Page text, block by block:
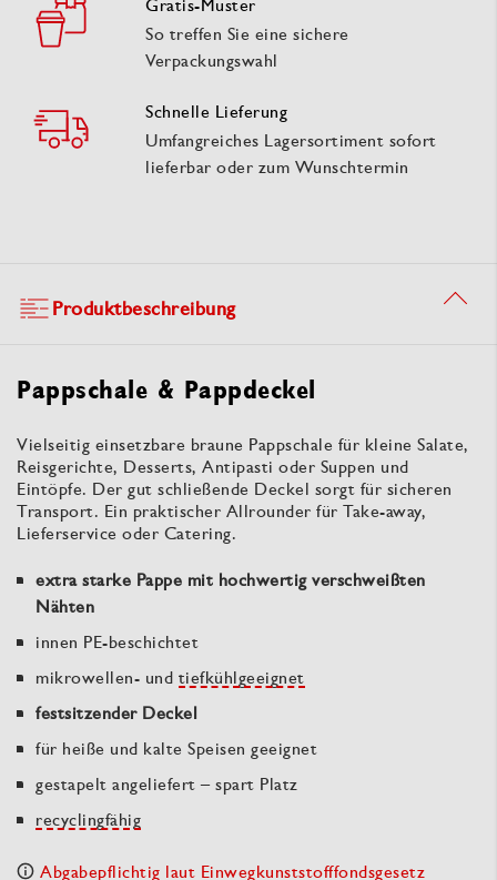
Gratis-Muster
So treffen Sie eine sichere
Verpackungswahl
Schnelle Lieferung
Umfangreiches Lagersortiment sofort
lieferbar oder zum Wunschtermin
Produktbeschreibung
Pappschale & Pappdeckel
Vielseitig einsetzbare braune Pappschale für kleine Salate,
Reisgerichte, Desserts, Antipasti oder Suppen und
Eintöpfe. Der gut schließende Deckel sorgt für sicheren
Transport. Ein praktischer Allrounder für Take-away,
Lieferservice oder Catering.
extra starke Pappe mit hochwertig verschweißten
Nähten
innen PE-beschichtet
mikrowellen- und tiefkühlgeeignet
festsitzender Deckel
für heiße und kalte Speisen geeignet
gestapelt angeliefert – spart Platz
recyclingfähig
Abgabepflichtig laut Einwegkunststofffondsgesetz